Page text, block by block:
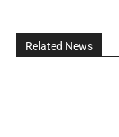
Related News